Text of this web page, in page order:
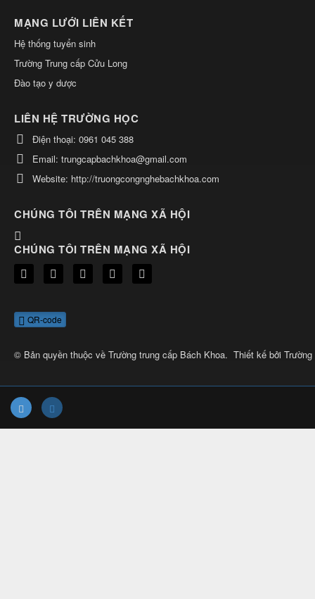
MẠNG LƯỚI LIÊN KẾT
Hệ thống tuyển sinh
Trường Trung cấp Cửu Long
Đào tạo y dược
LIÊN HỆ TRƯỜNG HỌC
Điện thoại: 0961 045 388
Email: trungcapbachkhoa@gmail.com
Website: http://truongcongnghebachkhoa.com
CHÚNG TÔI TRÊN MẠNG XÃ HỘI
CHÚNG TÔI TRÊN MẠNG XÃ HỘI
QR-code
© Bản quyền thuộc về Trường trung cấp Bách Khoa. Thiết kế bởi